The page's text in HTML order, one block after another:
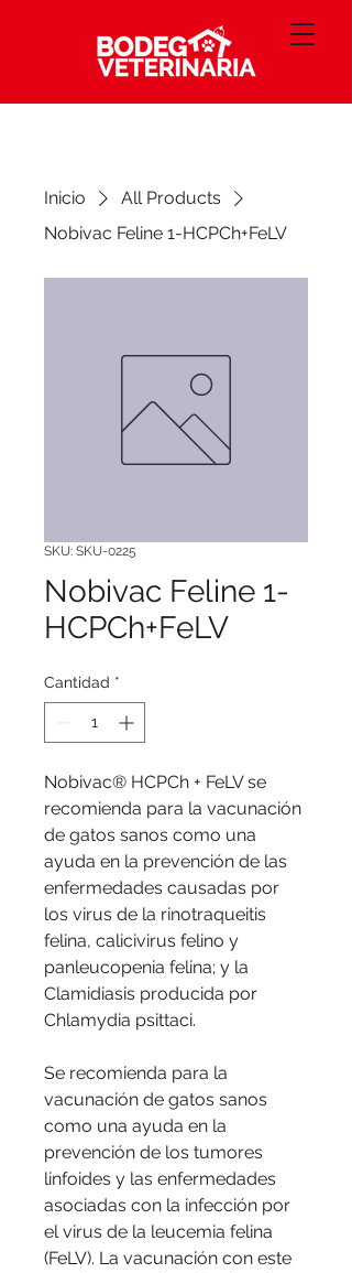
Inicio
All Products
Nobivac Feline 1-HCPCh+FeLV
SKU: SKU-0225
Nobivac Feline 1-
HCPCh+FeLV
Cantidad *
Nobivac® HCPCh + FeLV se
recomienda para la vacunación
de gatos sanos como una
ayuda en la prevención de las
enfermedades causadas por
los virus de la rinotraqueitis
felina, calicivirus felino y
panleucopenia felina; y la
Clamidiasis producida por
Chlamydia psittaci.
Se recomienda para la
vacunación de gatos sanos
como una ayuda en la
prevención de los tumores
linfoides y las enfermedades
asociadas con la infección por
el virus de la leucemia felina
(FeLV). La vacunación con este